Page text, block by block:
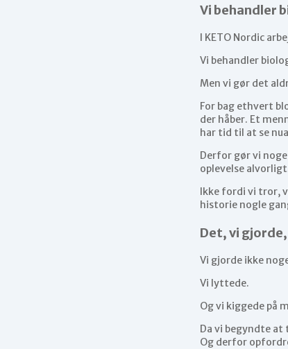
Vi behandler
I KETO Nordic
Vi behandler
Men vi gør det
For bag ethvert
der håber. Et
har tid til at se
Derfor gør vi
oplevelse
Ikke fordi vi tror,
historie nogle
Det, vi
Vi gjorde ikke
Vi lyttede.
Og vi kiggede på
Da vi begyndte at
Og derfor